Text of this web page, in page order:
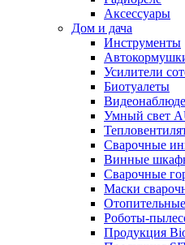
Аксессуары
Дом и дача
Инструменты
Усилители
Биотуалеты
Умный свет
Сварочные
Винные
Сварочные
Маски
Роботы-
Продукция